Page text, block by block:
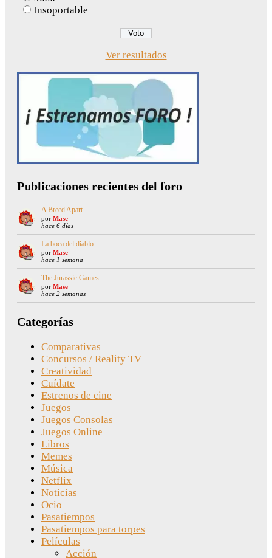
Insoportable
Ver resultados
Publicaciones recientes del foro
A Breed Apart
por Mase
hace 6 días
La boca del diablo
por Mase
hace 1 semana
The Jurassic Games
por Mase
hace 2 semanas
Categorías
Comparativas
Concursos / Reality TV
Creatividad
Cuídate
Estrenos de cine
Juegos
Juegos Consolas
Juegos Online
Libros
Memes
Música
Netflix
Noticias
Ocio
Pasatiempos
Pasatiempos para torpes
Películas
Acción